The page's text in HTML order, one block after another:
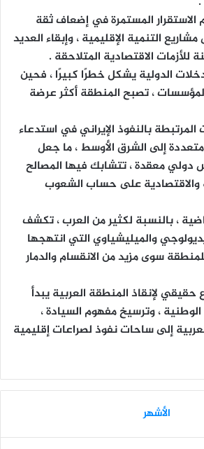
المستمرة في إضعاف ثقة
التنمية الإقليمية ، وإبقاء العديد
للأزمات الاقتصادية المتلاحقة .
الدولية يشكل خطرًا كبيرًا ، فحين
، تصبح المنطقة أكثر عرضة
بالنفوذ الإيراني في استدعاء
إلى الشرق الأوسط ، ما جعل
معقدة ، تتشابك فيها المصالح
والاقتصادية على حساب الشعوب
، بالنسبة لكثير من العرب ، تكشف
والميليشياوي التي انتهجها
سوى مزيد من الانقسام والدمار
لإنقاذ المنطقة العربية يبدأ
الوطنية ، وترسيخ مفهوم السيادة ،
إلى ساحات نفوذ لصراعات إقليمية
الأشهر